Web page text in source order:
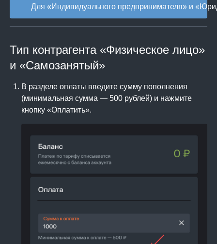
Для «Индивидуального предпринимателя» и
Тип контрагента «Физическое лицо»
и «Самозанятый»
В разделе оплаты введите сумму пополнения
(минимальная сумма — 500 рублей) и нажмите
кнопку «Оплатить».